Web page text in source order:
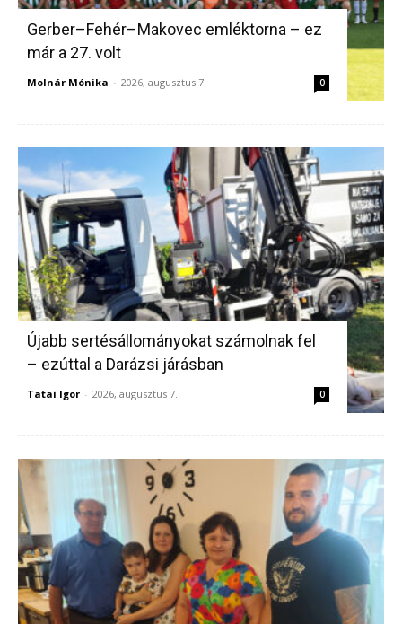
Gerber–Fehér–Makovec emléktorna – ez
már a 27. volt
Molnár Mónika - 2026, augusztus 7. 0
Újabb sertésállományokat számolnak fel
– ezúttal a Darázsi járásban
Tatai Igor - 2026, augusztus 7. 0